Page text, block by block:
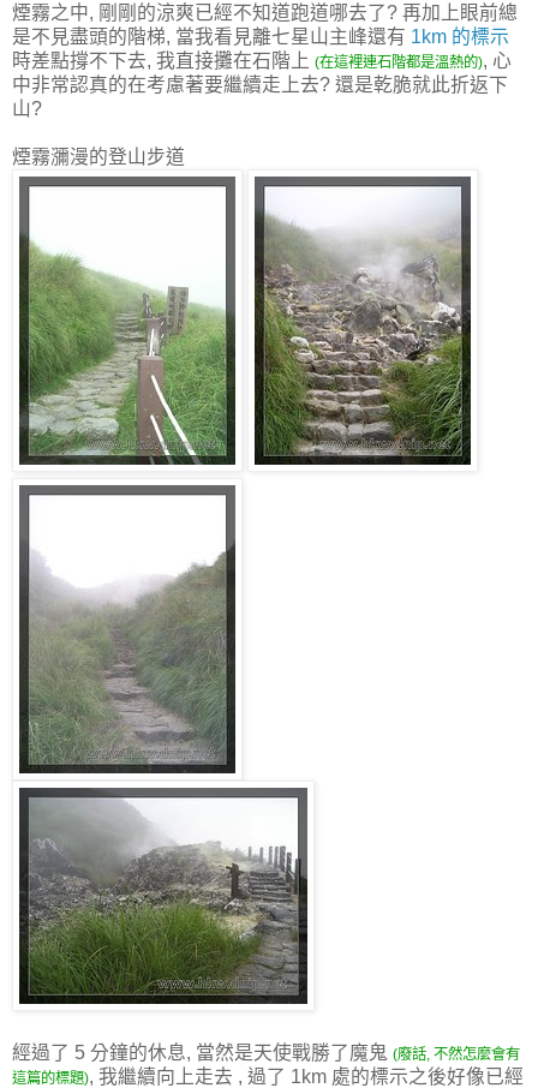
煙霧之中, 剛剛的涼爽已經不知道跑道哪去了? 再加上眼前總
是不見盡頭的階梯, 當我看見離七星山主峰還有 1km 的標示
時差點撐不下去, 我直接攤在石階上 (在這裡連石階都是溫熱的), 心
中非常認真的在考慮著要繼續走上去? 還是乾脆就此折返下
山?
煙霧瀰漫的登山步道
經過了 5 分鐘的休息, 當然是天使戰勝了魔鬼 (廢話, 不然怎麼會有
這篇的標題), 我繼續向上走去 , 過了 1km 處的標示之後好像已經